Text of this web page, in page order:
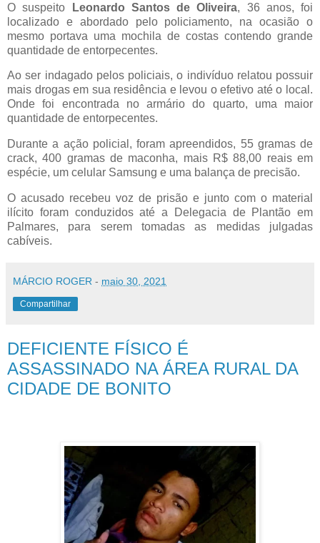
O suspeito Leonardo Santos de Oliveira, 36 anos, foi
localizado e abordado pelo policiamento, na ocasião o
mesmo portava uma mochila de costas contendo grande
quantidade de entorpecentes.
Ao ser indagado pelos policiais, o indivíduo relatou possuir
mais drogas em sua residência e levou o efetivo até o local.
Onde foi encontrada no armário do quarto, uma maior
quantidade de entorpecentes.
Durante a ação policial, foram apreendidos, 55 gramas de
crack, 400 gramas de maconha, mais R$ 88,00 reais em
espécie, um celular Samsung e uma balança de precisão.
O acusado recebeu voz de prisão e junto com o material
ilícito foram conduzidos até a Delegacia de Plantão em
Palmares, para serem tomadas as medidas julgadas
cabíveis.
MÁRCIO ROGER - maio 30, 2021
Compartilhar
DEFICIENTE FÍSICO É
ASSASSINADO NA ÁREA RURAL DA
CIDADE DE BONITO